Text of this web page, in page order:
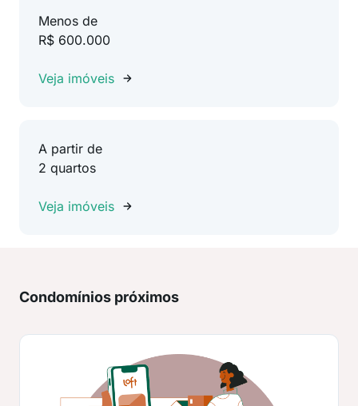
Menos de
R$ 600.000
Veja imóveis
A partir de
2 quartos
Veja imóveis
Condomínios próximos